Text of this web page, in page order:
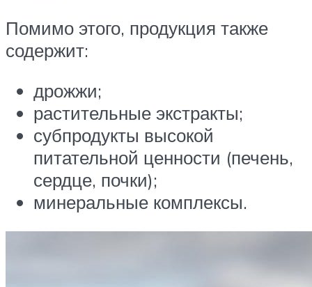
Помимо этого, продукция также
содержит:
дрожжи;
растительные экстракты;
субпродукты высокой
питательной ценности (печень,
сердце, почки);
минеральные комплексы.